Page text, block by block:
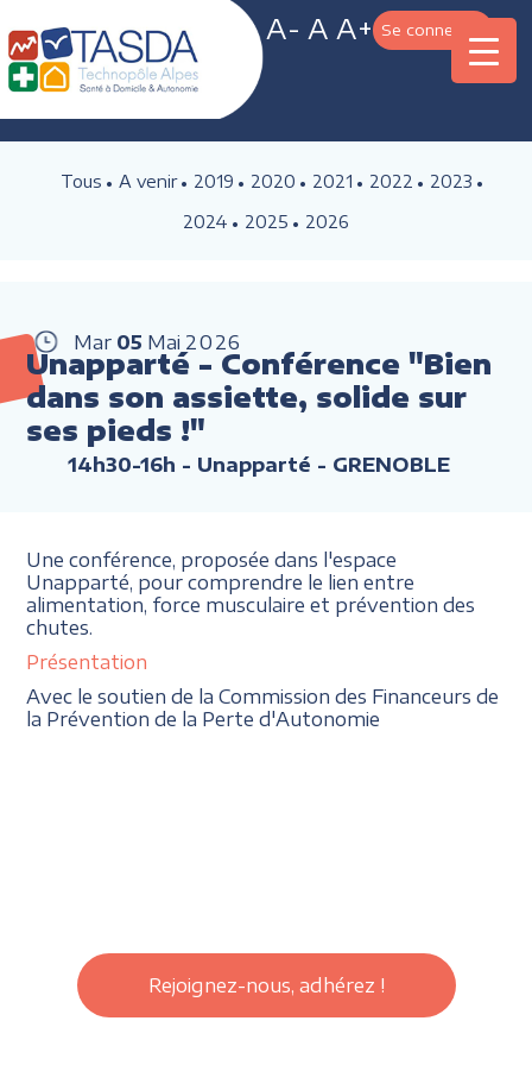
A- A A+ Se connecter
Tous A venir 2019 2020 2021 2022
2023
2024
2025 2026
Mar 05 Mai 2026
Unapparté - Conférence "Bien
dans son assiette, solide sur
ses pieds !"
14h30-16h - Unapparté - GRENOBLE
Une conférence, proposée dans l'espace
Unapparté, pour comprendre le lien entre
alimentation, force musculaire et prévention des
chutes.
Présentation
Avec le soutien de la Commission des Financeurs de
la Prévention de la Perte d'Autonomie
Rejoignez-nous, adhérez !